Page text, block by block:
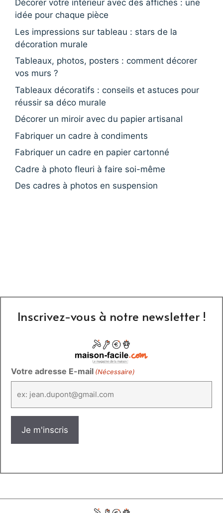
Décorer votre intérieur avec des affiches : une
idée pour chaque pièce
Les impressions sur tableau : stars de la
décoration murale
Tableaux, photos, posters : comment décorer
vos murs ?
Tableaux décoratifs : conseils et astuces pour
réussir sa déco murale
Décorer un miroir avec du papier artisanal
Fabriquer un cadre à condiments
Fabriquer un cadre en papier cartonné
Cadre à photo fleuri à faire soi-même
Des cadres à photos en suspension
Inscrivez-vous à notre newsletter !
Votre adresse E-mail (Nécessaire)